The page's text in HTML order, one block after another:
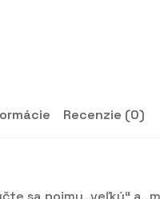
Recenzie (0)